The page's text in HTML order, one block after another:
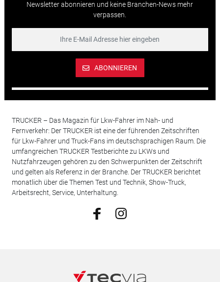
Newsletter abonnieren und keine Branchen-News mehr
verpassen.
ABONNIEREN
TRUCKER – Das Magazin für Lkw-Fahrer im Nah- und
Fernverkehr: Der TRUCKER ist eine der führenden Zeitschriften
für Lkw-Fahrer und Truck-Fans im deutschsprachigen Raum. Die
umfangreichen TRUCKER Testberichte zu LKWs und
Nutzfahrzeugen gehören zu den Schwerpunkten der Zeitschrift
und gelten als Referenz in der Branche. Der TRUCKER berichtet
monatlich über die Themen Test und Technik, Show-Truck,
Arbeitsrecht, Service, Unterhaltung.